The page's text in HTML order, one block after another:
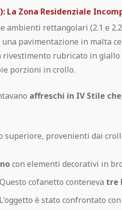
La Zona Residenziale
rettangolari (2.1 e
pavimentazione in malta
rivestimento rubricato in
porzioni in crollo.
affreschi in IV Stile
superiore, provenienti dai
con elementi decorativi in
cofanetto conteneva tre
è stato confrontato